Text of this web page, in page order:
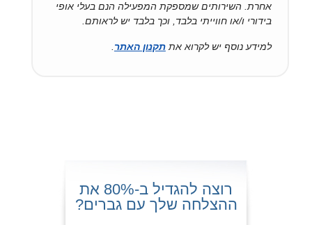
אחרת. השירותים שמספקת המפעילה הנם בעלי אופי
בידורי ו/או חווייתי בלבד, וכך בלבד יש לראותם.
למידע נוסף יש לקרוא אתתקנון האתר
רוצה להגדיל ב-80% את
ההצלחה שלך עם גברים?